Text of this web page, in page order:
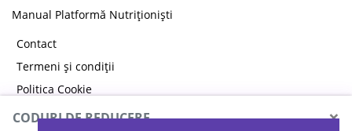
Manual Platformă Nutriționiști
Contact
Termeni și condiții
Politica Cookie
Politica de confidențialitate
CODURI DE REDUCERE ×